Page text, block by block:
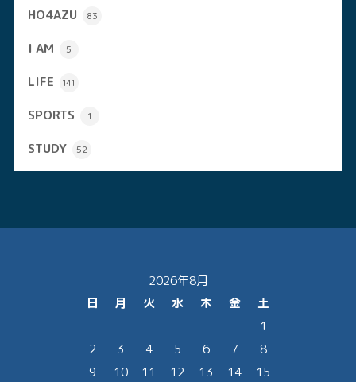
HO4AZU 83
I AM 5
LIFE 141
SPORTS 1
STUDY 52
2026年8月
日
月 火 水 木 金
土
1
2
3 4 5 6 7
8
9
10 11 12 13 14 15